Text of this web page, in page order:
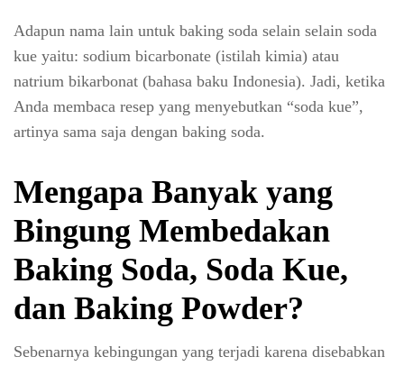
Adapun nama lain untuk baking soda selain selain soda
kue yaitu: sodium bicarbonate (istilah kimia) atau
natrium bikarbonat (bahasa baku Indonesia). Jadi, ketika
Anda membaca resep yang menyebutkan “soda kue”,
artinya sama saja dengan baking soda.
Mengapa Banyak yang
Bingung Membedakan
Baking Soda, Soda Kue,
dan Baking Powder?
Sebenarnya kebingungan yang terjadi karena disebabkan